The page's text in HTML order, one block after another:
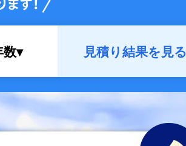
▾ 見積り結果を見る